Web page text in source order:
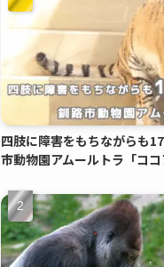
四肢に障害をもちながらも
市動物園アムールトラ「コ